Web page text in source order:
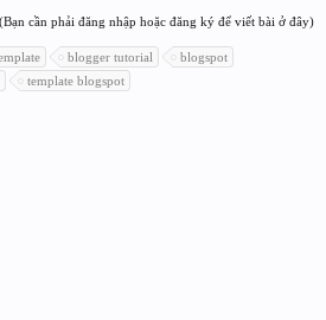
(Bạn cần phải đăng nhập hoặc đăng ký để viết bài ở đây)
blogger tutorial
blogspot
template blogspot